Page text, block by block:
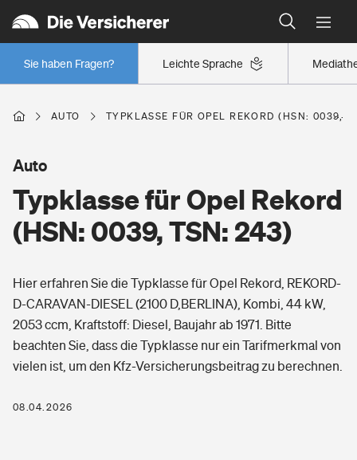
Leichte Sprache
Sie haben Fragen?
Wer versichert was: Jetzt Versicherer finden
Regionalklassen: So ist Ihre Region eingestuft
Wer versichert was: Jetzt Versicherer finden
Berufsunfähigkeitsversicherung
Erwerbsunfähigkeitsversicherung
Grundfähigkeitsversicherung
Arbeitsrechtsschutz
Berufshaftpflichtversicherung
Zur Übersicht
Wohnen
Freizeit
Pri­vate Haft­pflicht­
Gesundheit
Private Krankenversicherung
AUTO TYPKLASSE FÜR OPEL REKORD (HSN: 0039,
Typklasse für Opel Rekord
(HSN: 0039, TSN: 243)
Auto
Hier erfahren Sie die Typklasse für Opel Rekord, REKORD-
D-CARAVAN-DIESEL (2100 D,BERLINA), Kombi, 44 kW,
2053 ccm, Kraftstoff: Diesel, Baujahr ab 1971. Bitte
beachten Sie, dass die Typklasse nur ein Tarifmerkmal von
vielen ist, um den Kfz-Versicherungsbeitrag zu berechnen.
08.04.2026